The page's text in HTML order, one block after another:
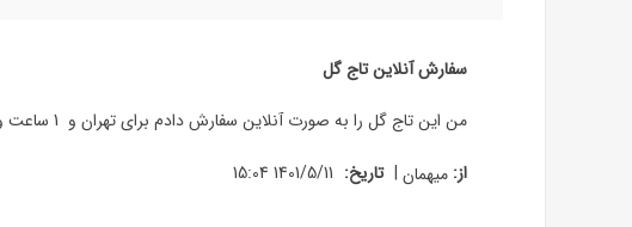
سفارش آنلاین تاج گل
من این تاج گل را به صورت آنلاین سفارش دادم برای تهران و 1 ساعت و نیمه اماده شد و 1 ساعته هم رسید. که خیلی راضی هستم از این بابت. کیفیت و تازگی گل ها عالی بود.
از: میهمان | تاریخ: 1401/5/11 15:04